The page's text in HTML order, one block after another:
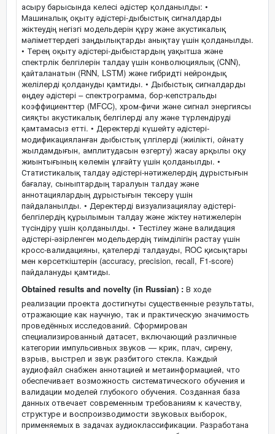
асыру барысында келесі әдістер қолданылды: •
Машиналық оқыту әдістері-дыбыстық сигналдарды
жіктеудің негізгі модельдерін құру және акустикалық
мәліметтердегі заңдылықтарды анықтау үшін қолданылды.
• Терең оқыту әдістері-дыбыстардың уақытша және
спектрлік белгілерін талдау үшін конволюциялық (CNN),
қайталанатын (RNN, LSTM) және гибридті нейрондық
желілерді қолдануды қамтиды. • Дыбыстық сигналдарды
өңдеу әдістері – спектрограмма, бор-кепстральды
коэффициенттер (MFCC), хром-фичи және сигнал энергиясы
сияқты акустикалық белгілерді алу және түрлендіруді
қамтамасыз етті. • Деректерді күшейту әдістері-
модификацияланған дыбыстық үлгілерді (жиілікті, ойнату
жылдамдығын, амплитудасын өзгерту) жасау арқылы оқу
жиынтығының көлемін ұлғайту үшін қолданылды. •
Статистикалық талдау әдістері-нәтижелердің дұрыстығын
бағалау, сыныптардың таралуын талдау және
аннотациялардың дұрыстығын тексеру үшін
пайдаланылды. • Деректерді визуализациялау әдістері-
белгілердің құрылымын талдау және жіктеу нәтижелерін
түсіндіру үшін қолданылды. • Тестілеу және валидация
әдістері-әзірленген модельдердің тиімділігін растау үшін
кросс-валидацияны, қателерді талдауды, ROC қисықтары
мен көрсеткіштерін (accuracy, precision, recall, F1-score)
пайдалануды қамтиды.
Obtained results and novelty (in Russian) : В ходе
реализации проекта достигнуты существенные результаты,
отражающие как научную, так и практическую значимость
проведённых исследований. Сформирован
специализированный датасет, включающий различные
категории импульсивных звуков — крик, плач, сирену,
взрыв, выстрел и звук разбитого стекла. Каждый
аудиофайл снабжен аннотацией и метаинформацией, что
обеспечивает возможность систематического обучения и
валидации моделей глубокого обучения. Созданная база
данных отвечает современным требованиям к качеству,
структуре и воспроизводимости звуковых выборок,
применяемых в задачах аудиоклассификации. Разработана